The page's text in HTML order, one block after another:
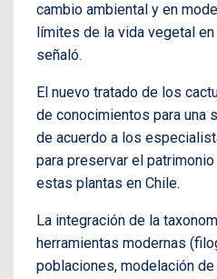
cambio ambiental y en
límites de la vida vegetal
señaló.
El nuevo tratado de los
de conocimientos para una
de acuerdo a los
para preservar el
estas plantas en Chile.
La integración de la
herramientas modernas
poblaciones, modelación